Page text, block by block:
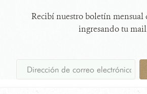
Recibí nuestro boletín mensual
ingresando tu